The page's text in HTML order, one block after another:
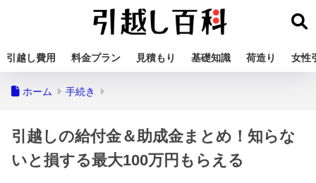
引越し費用 料金プラン 見積もり 基礎知識 荷造り 女性
ホーム 手続き
引越しの給付金＆助成金まとめ！知らな
いと損する最大100万円もらえる